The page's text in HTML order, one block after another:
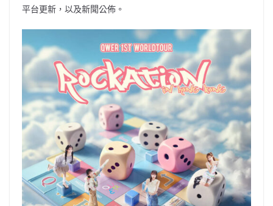
平台更新，以及新聞公佈。